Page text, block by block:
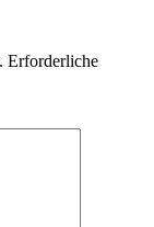
Erforderliche